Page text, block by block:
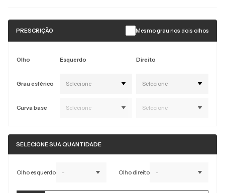
PRESCRIÇÃO Mesmo grau nos dois olhos
Olho
Grau esférico
Curva base
Esquerdo
Selecione
Selecione
Direito
Selecione
Selecione
SELECIONE SUA QUANTIDADE
Olho esquerdo - Olho direito -